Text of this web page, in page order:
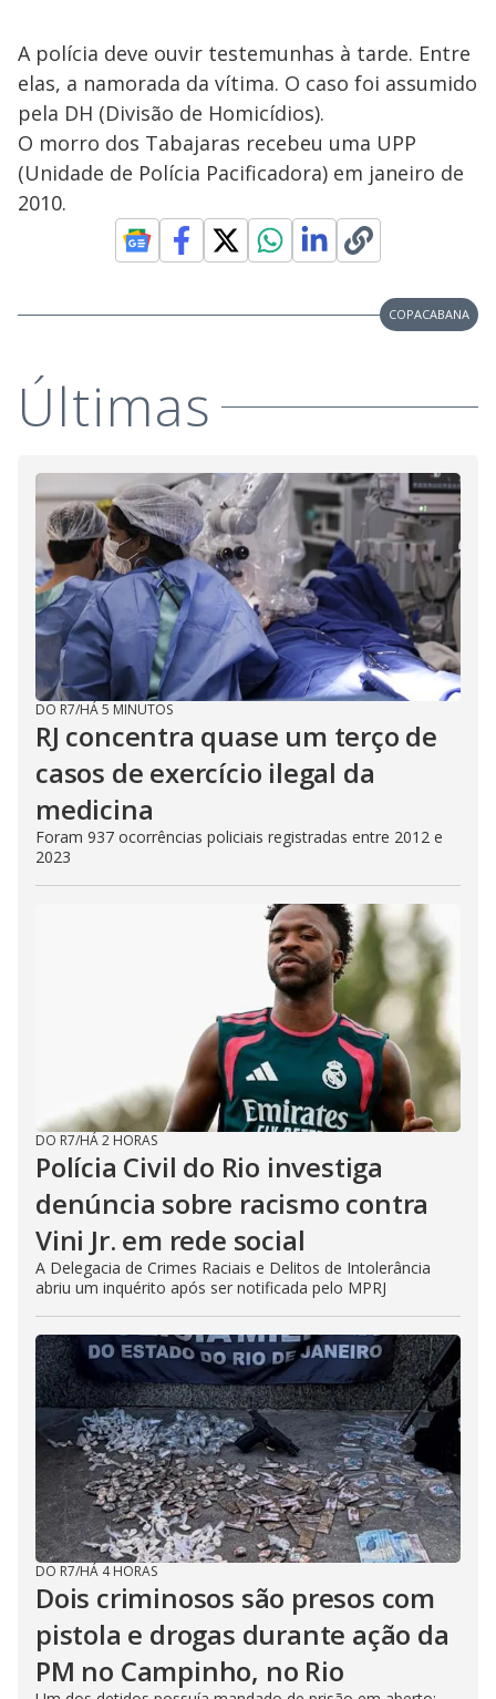
A polícia deve ouvir testemunhas à tarde. Entre
elas, a namorada da vítima. O caso foi assumido
pela DH (Divisão de Homicídios).
O morro dos Tabajaras recebeu uma UPP
(Unidade de Polícia Pacificadora) em janeiro de
2010.
COPACABANA
Últimas
DO R7/HÁ 5 MINUTOS
RJ concentra quase um terço de
casos de exercício ilegal da
medicina
Foram 937 ocorrências policiais registradas entre 2012 e
2023
DO R7/HÁ 2 HORAS
Polícia Civil do Rio investiga
denúncia sobre racismo contra
Vini Jr. em rede social
A Delegacia de Crimes Raciais e Delitos de Intolerância
abriu um inquérito após ser notificada pelo MPRJ
DO R7/HÁ 4 HORAS
Dois criminosos são presos com
pistola e drogas durante ação da
PM no Campinho, no Rio